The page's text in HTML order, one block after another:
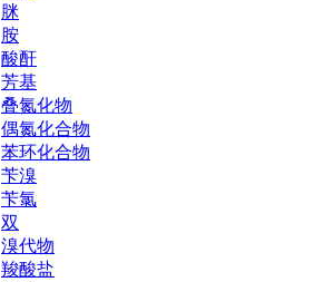
脒
胺
酸酐
芳基
叠氮化物
偶氮化合物
苯环化合物
苄溴
苄氯
双
溴代物
羧酸盐